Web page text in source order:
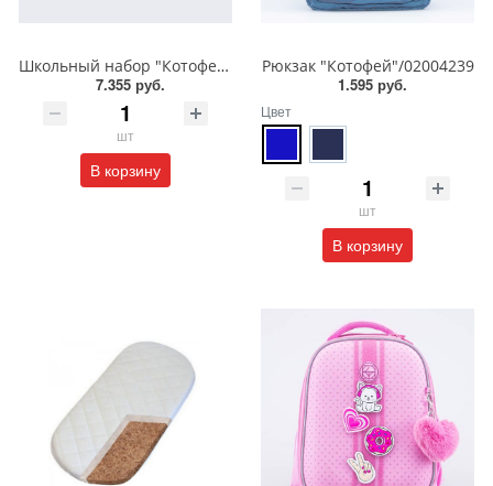
Школьный набор "Котофей"/Формованный рюкзак/Мешок для обуви/Пенал/02704338
7.355 руб.
шт
В корзину
Рюкзак "Котофей"/02004239
1.595 руб.
Цвет
шт
В корзину